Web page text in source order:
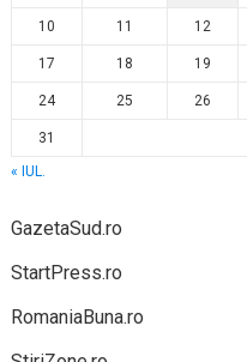
10 11 12
17 18 19
24 25 26
31
« IUL.
GazetaSud.ro
StartPress.ro
RomaniaBuna.ro